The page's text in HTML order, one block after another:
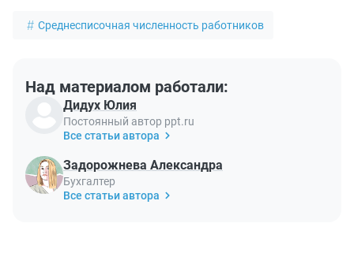
Среднесписочная численность работников
Над материалом работали:
Дидух Юлия
Постоянный автор ppt.ru
Все статьи автора
Задорожнева Александра
Бухгалтер
Все статьи автора